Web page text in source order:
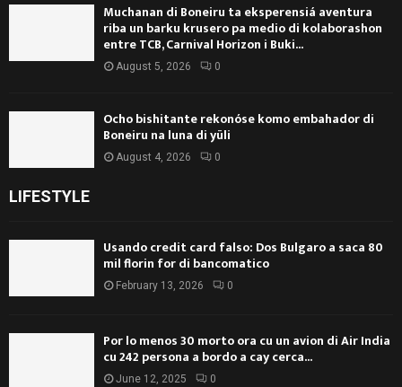
Muchanan di Boneiru ta eksperensiá aventura
riba un barku krusero pa medio di kolaborashon
entre TCB, Carnival Horizon i Buki...
August 5, 2026 0
Ocho bishitante rekonóse komo embahador di
Boneiru na luna di yüli
August 4, 2026 0
LIFESTYLE
Usando credit card falso: Dos Bulgaro a saca 80
mil florin for di bancomatico
February 13, 2026 0
Por lo menos 30 morto ora cu un avion di Air India
cu 242 persona a bordo a cay cerca...
June 12, 2025 0